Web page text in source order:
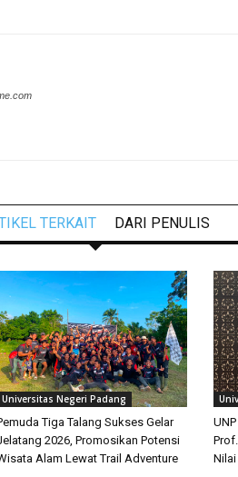
TERKAIT DARI PENULIS
Universitas Negeri Padang
Tiga Talang Sukses Gelar
2026, Promosikan Potensi
Alam Lewat Trail Adventure